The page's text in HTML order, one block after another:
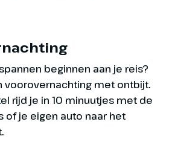
Auschwitz-
hebben wij de volledige
volgens paspoort nodig.
willen je dan ook verzoeken
bij boeking goed in te
of tijdig correct aan ons
beginnen aan je reis?
voorovernachting met ontbijt.
rijd je in 10 minuutjes met de
of je eigen auto naar het